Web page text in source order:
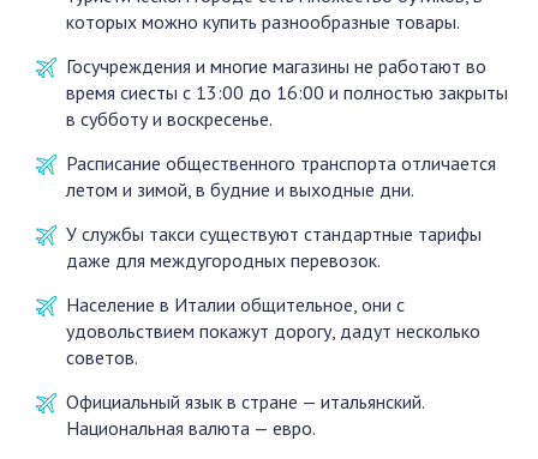
которых можно купить разнообразные товары.
Госучреждения и многие магазины не работают во
время сиесты с 13:00 до 16:00 и полностью закрыты
в субботу и воскресенье.
Расписание общественного транспорта отличается
летом и зимой, в будние и выходные дни.
У службы такси существуют стандартные тарифы
даже для междугородных перевозок.
Население в Италии общительное, они с
удовольствием покажут дорогу, дадут несколько
советов.
Официальный язык в стране — итальянский.
Национальная валюта — евро.